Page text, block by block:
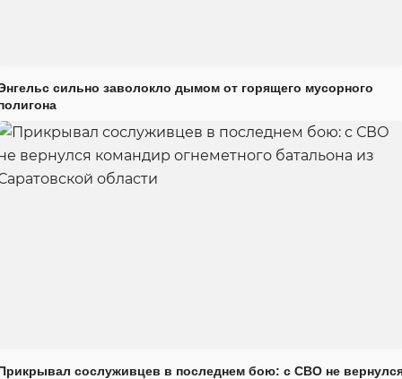
сильно заволокло дымом от горящего мусорного
сослуживцев в последнем бою: с СВО не